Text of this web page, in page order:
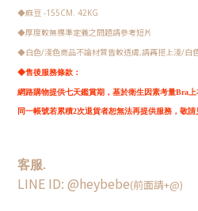
◆麻豆 -155CM. 42KG
◆厚度較無標準定義之問題請參考短片
◆白色/淺色商品不論材質皆較透膚,請再搭上淺/白
◆售後服務條款：
網路購物提供七天鑑賞期， 基於衛生因素考量Bra上
同一帳號若累積2次退貨者恕無法再提供服務，敬請
客服.
LINE ID: @heybebe(前面請+@)